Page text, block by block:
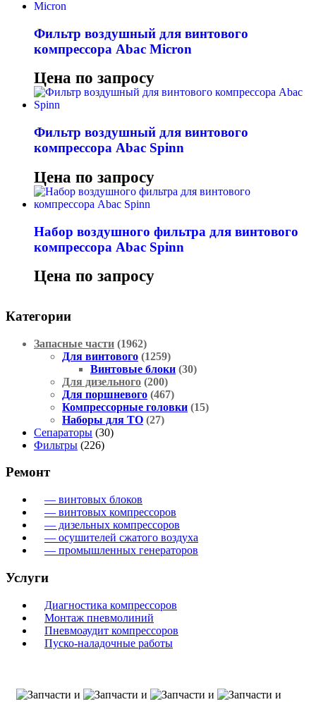
Фильтр воздушный для винтового
компрессора Abac Micron
Цена по запросу
Фильтр воздушный для винтового
компрессора Abac Spinn
Цена по запросу
Набор воздушного фильтра для винтового
компрессора Abac Spinn
Цена по запросу
Категории
Запасные части (1962)
Для винтового (1259)
Винтовые блоки (30)
Для дизельного (200)
Для поршневого (467)
Компрессорные головки (15)
Наборы для ТО (27)
Сепараторы (30)
Фильтры (226)
Ремонт
— винтовых блоков
— винтовых компрессоров
— дизельных компрессоров
— осушителей сжатого воздуха
— промышленных генераторов
Услуги
Диагностика компрессоров
Монтаж пневмолиний
Пневмоаудит компрессоров
Пуско-наладочные работы